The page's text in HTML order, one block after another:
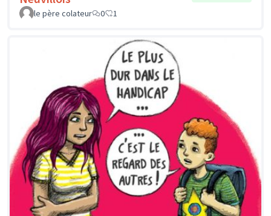
le père colateur
0 1